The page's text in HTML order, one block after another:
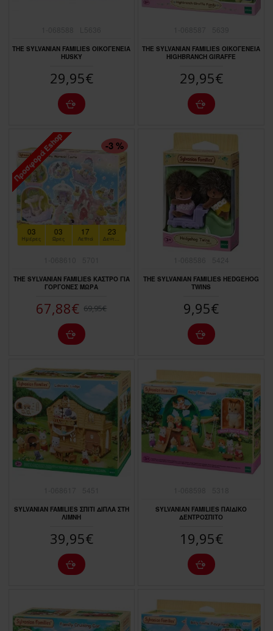
THE SYLVANIAN FAMILIES ΟΙΚΟΓΕΝΕΙΑ
HUSKY
29,95€
THE SYLVANIAN FAMILIES ΟΙΚΟΓΕΝΕΙΑ
HIGHBRANCH GIRAFFE
29,95€
ΠΤΏΣΗ ΤΙΜΉΣ
Προσφορά Eshop -3 %
03
Ημέρες
03
Ώρες
17
Λεπτά
22
Δευτερόλεπτα
THE SYLVANIAN FAMILIES ΚΑΣΤΡΟ ΓΙΑ
ΓΟΡΓΟΝΕΣ ΜΩΡΑ
67,88€ 69,95€
THE SYLVANIAN FAMILIES HEDGEHOG
TWINS
9,95€
SYLVANIAN FAMILIES ΣΠΙΤΙ ΔΙΠΛΑ ΣΤΗ
ΛΙΜΝΗ
39,95€
SYLVANIAN FAMILIES ΠΑΙΔΙΚΟ
ΔΕΝΤΡΟΣΠΙΤΟ
19,95€